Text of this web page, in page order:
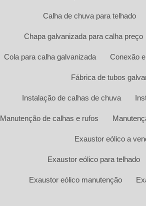
Calha de chuva para telhado
Chapa galvanizada para calha preço
Cola para calha galvanizada Conexão
Fábrica de tubos
Instalação de calhas de chuva
Manutenção de calhas e rufos
Exaustor eólico a
Exaustor eólico para telhado
Exaustor eólico manutenção